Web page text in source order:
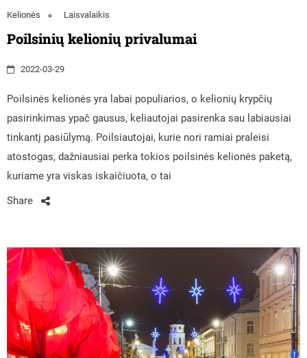
Kelionės Laisvalaikis
Poilsinių kelionių privalumai
2022-03-29
Poilsinės kelionės yra labai populiarios, o kelionių krypčių
pasirinkimas ypač gausus, keliautojai pasirenka sau labiausiai
tinkantį pasiūlymą. Poilsiautojai, kurie nori ramiai praleisi
atostogas, dažniausiai perka tokios poilsinės kelionės paketą,
kuriame yra viskas iskaičiuota, o tai
Share